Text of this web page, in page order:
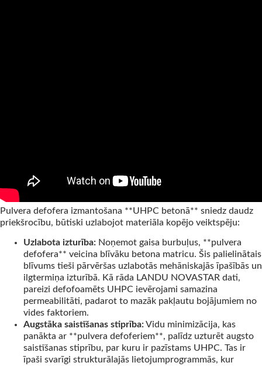
Pulvera defofera izmantošana **UHPC betonā** sniedz daudz
priekšrocību, būtiski uzlabojot materiāla kopējo veiktspēju:
Uzlabota izturība: Noņemot gaisa burbuļus, **pulvera
defofera** veicina blīvāku betona matricu. Šis palielinātais
blīvums tieši pārvēršas uzlabotās mehāniskajās īpašībās un
ilgtermiņa izturībā. Kā rāda LANDU NOVASTAR dati,
pareizi defofoamēts UHPC ievērojami samazina
permeabilitāti, padarot to mazāk pakļautu bojājumiem no
vides faktoriem.
Augstāka saistīšanas stiprība:Vidu minimizācija, kas
panākta ar **pulvera defoferiem**, palīdz uzturēt augsto
saistīšanas stiprību, par kuru ir pazīstams UHPC. Tas ir
īpaši svarīgi strukturālajās lietojumprogrammās, kur